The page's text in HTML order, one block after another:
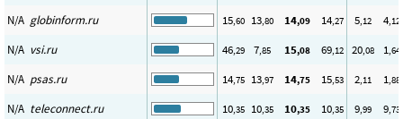
N/A globinform.ru 15,60 13,80 14,09 14,27 5,12 4,12
N/A vsi.ru 46,29 7,85 15,08 69,12 20,08 1,64
N/A psas.ru 14,75 13,97 14,75 15,53 2,11 1,88
N/A teleconnect.ru 10,35 10,35 10,35 10,35 9,99 9,73